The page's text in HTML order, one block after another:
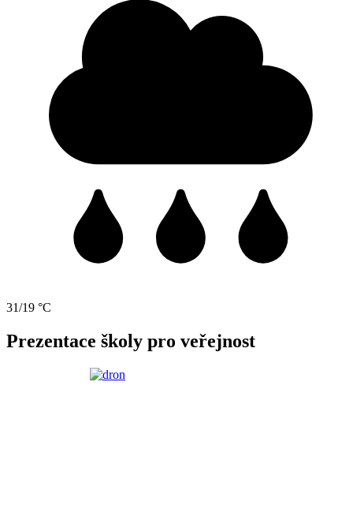
31/19 °C
Prezentace školy pro veřejnost